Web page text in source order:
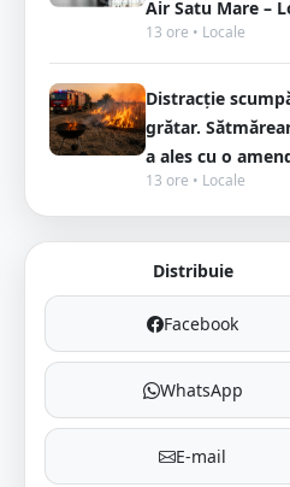
Air Satu Mare –
13 ore • Locale
Distracție
grătar.
a ales cu o
13 ore • Locale
Distribuie
Facebook
WhatsApp
E-mail